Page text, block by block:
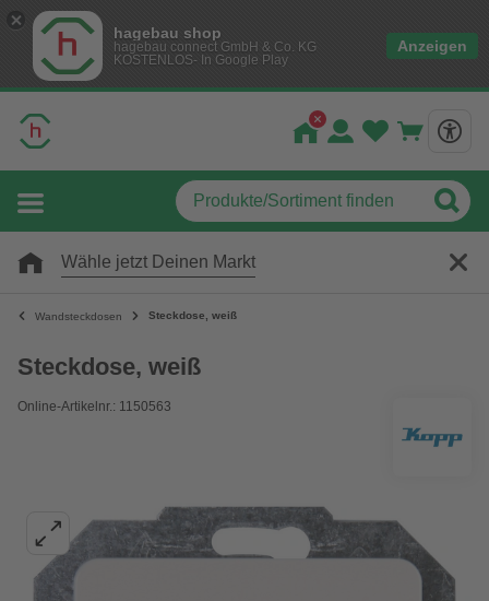
hagebau shop
hagebau connect GmbH & Co. KG
KOSTENLOS- In Google Play
Anzeigen
Wähle jetzt Deinen Markt
Wandsteckdosen Steckdose, weiß
Steckdose, weiß
Online-Artikelnr.: 1150563